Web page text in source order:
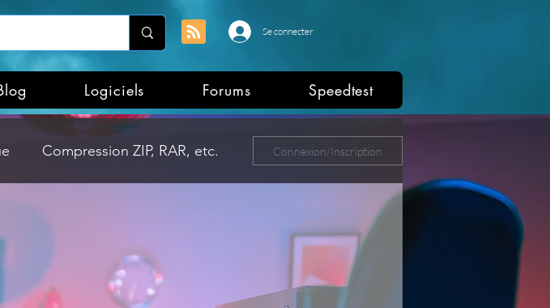
Se connecter
Logiciels Forums Speedtest
Compression ZIP, RAR, etc. Connexion/Inscription